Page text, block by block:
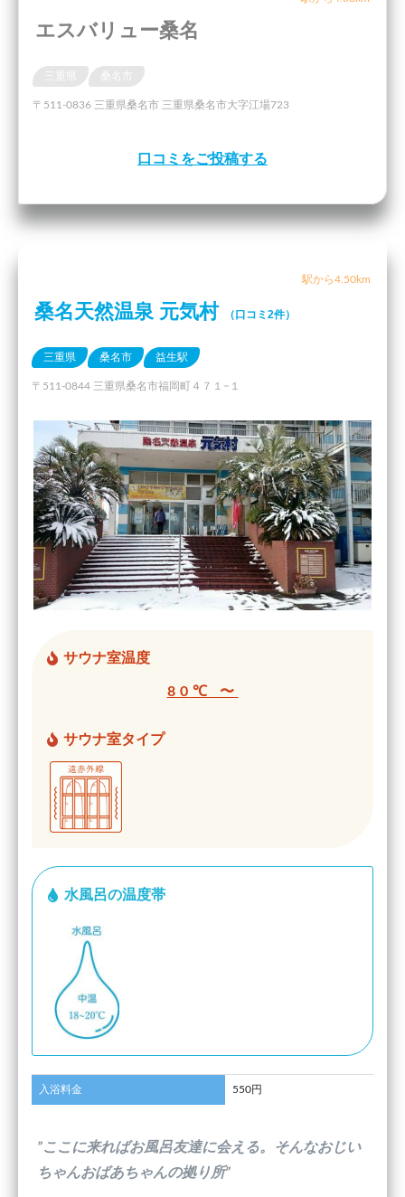
エスバリュー桑名
桑名市
〒511-0836 三重県桑名市 三重県桑名市大字江場723
口コミをご投稿する
駅から4.50km
桑名天然温泉 元気村 （口コミ2件）
三重県 桑名市 益生駅
〒511-0844 三重県桑名市福岡町４７１−１
サウナ室温度
80℃ 〜
サウナ室タイプ
水風呂の温度帯
入浴料金 550円
”ここに来ればお風呂友達に会える。そんなおじい
ちゃんおばあちゃんの拠り所”